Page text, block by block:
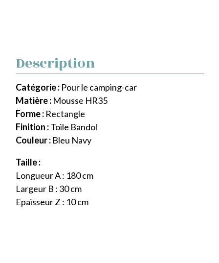
Description
Catégorie : Pour le camping-car
Matière : Mousse HR35
Forme : Rectangle
Finition :Toile Bandol
Couleur : Bleu Navy
Taille :
Longueur A : 180 cm
Largeur B : 30 cm
Epaisseur Z : 10 cm